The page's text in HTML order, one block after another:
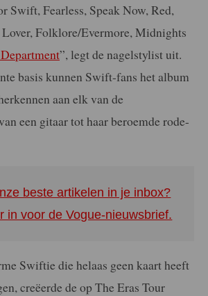
Swift, Fearless, Speak Now, Red,
Folklore/Evermore, Midnights
”, legt de nagelstylist uit.
basis kunnen Swift-fans het album
aan elk van de
een gitaar tot haar beroemde rode-
beste artikelen in je inbox?
in voor de Vogue-nieuwsbrief.
Swiftie die helaas geen kaart heeft
creëerde de op The Eras Tour